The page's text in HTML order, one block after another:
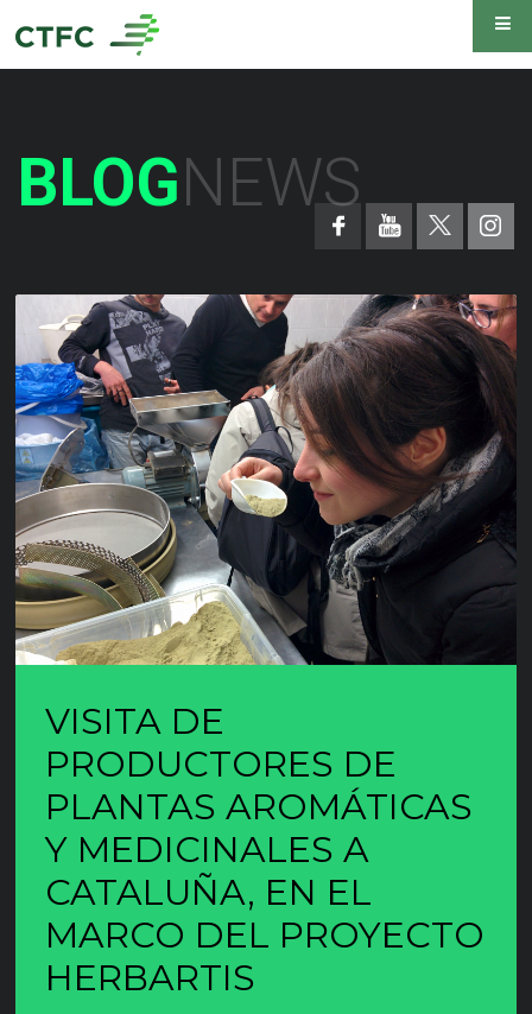
BLOGNEWS
VISITA DE
PRODUCTORES DE
PLANTAS AROMÁTICAS
Y MEDICINALES A
CATALUÑA, EN EL
MARCO DEL PROYECTO
HERBARTIS